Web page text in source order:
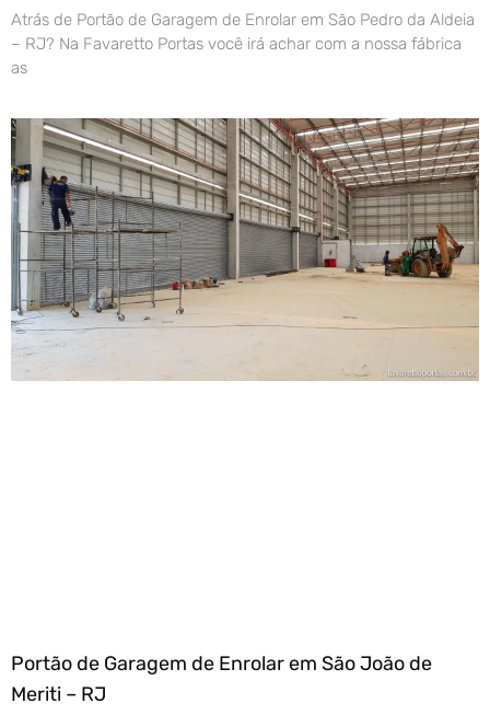
Atrás de Portão de Garagem de Enrolar em São Pedro da Aldeia
– RJ? Na Favaretto Portas você irá achar com a nossa fábrica
as
Portão de Garagem de Enrolar em São João de
Meriti – RJ